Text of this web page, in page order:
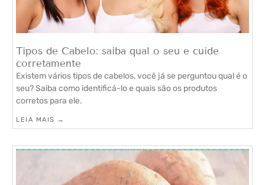
Tipos de Cabelo: saiba qual o seu e cuide
corretamente
Existem vários tipos de cabelos, você já se perguntou qual é o
seu? Saiba como identificá-lo e quais são os produtos
corretos para ele.
LEIA MAIS →